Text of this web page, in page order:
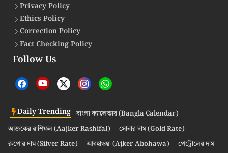
Privacy Policy
Ethics Policy
Correction Policy
Fact Checking Policy
Follow Us
Daily Trending বাংলা ক্যালেন্ডার (Bangla Calendar)
আজকের রাশিফল (Aajker Rashifal)
সোনার দাম (Gold Rate)
রুপোর দাম (Silver Rate)
আবহাওয়া (Ajker Abohawa) পেট্রোলের দাম